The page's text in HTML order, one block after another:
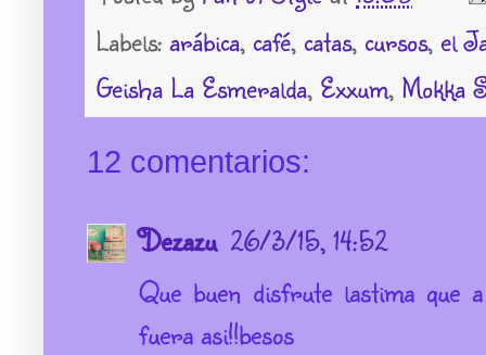
Labels: arábica, café, catas, cursos, el
Geisha La Esmeralda, Exxum, Mokka
12 comentarios:
Dezazu 26/3/15, 14:52
Que buen disfrute lastima que
fuera asi!!besos